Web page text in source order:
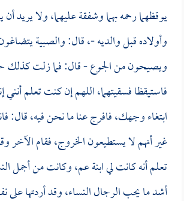
يوقظهما رحمه بهما وشفقة عليهما، ولا يريد
وأولاده قبل والديه -، قال: والصبية
ويصيحون من الجوع - قال: فما زلت كذلك
فاستيقظا فسقيتهما، اللهم إن كنت تعلم
ابتغاء وجهك، فافرج عنا ما نحن فيه،
غير أنهم لا يستطيعون الخروج، فقام الآخر
تعلم أنه كانت لي ابنة عم، وكانت من أجمل
أشد ما يحب الرجال النساء، وقد أردتها على